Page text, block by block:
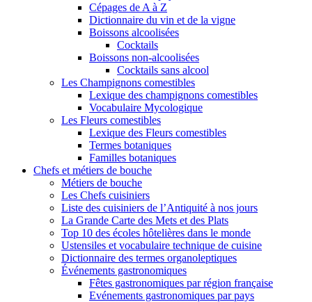
Cépages de A à Z
Dictionnaire du vin et de la vigne
Boissons alcoolisées
Cocktails
Boissons non-alcoolisées
Cocktails sans alcool
Les Champignons comestibles
Lexique des champignons comestibles
Vocabulaire Mycologique
Les Fleurs comestibles
Lexique des Fleurs comestibles
Termes botaniques
Familles botaniques
Chefs et métiers de bouche
Métiers de bouche
Les Chefs cuisiniers
Liste des cuisiniers de l’Antiquité à nos jours
La Grande Carte des Mets et des Plats
Top 10 des écoles hôtelières dans le monde
Ustensiles et vocabulaire technique de cuisine
Dictionnaire des termes organoleptiques
Événements gastronomiques
Fêtes gastronomiques par région française
Evénements gastronomiques par pays